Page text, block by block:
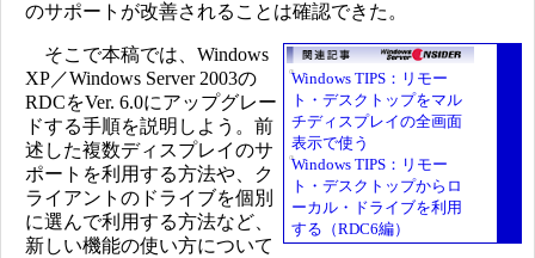
のサポートが改善されることは確認できた。
Windows TIPS：リモー
ト・デスクトップをマル
チディスプレイの全画面
表示で使う
Windows TIPS：リモー
ト・デスクトップからロ
ーカル・ドライブを利用
する（RDC6編）
そこで本稿では、Windows
XP／Windows Server 2003の
RDCをVer. 6.0にアップグレー
ドする手順を説明しよう。前
述した複数ディスプレイのサ
ポートを利用する方法や、ク
ライアントのドライブを個別
に選んで利用する方法など、
新しい機能の使い方について